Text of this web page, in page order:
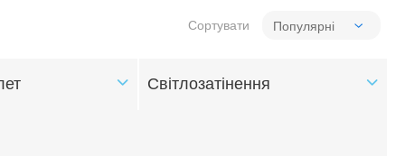
Сортувати
Світлозатінення